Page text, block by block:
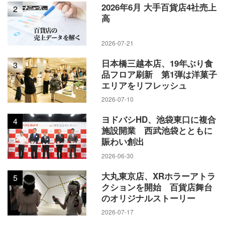
駅利用者に加え、同施設上部のマンション住民からも非接触
による買い物スタイルが注目されるとみている。
2
2026年6月 大手百貨店4社売上
高
2026-07-21
3
日本橋三越本店、19年ぶり食
品フロア刷新 第1弾は洋菓子
エリアをリフレッシュ
2026-07-10
4
ヨドバシHD、池袋東口に複合
施設開業 西武池袋とともに
賑わい創出
2026-06-30
5
大丸東京店、XRホラーアトラ
クションを開始 百貨店舞台
のオリジナルストーリー
2026-07-17